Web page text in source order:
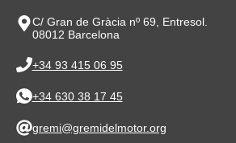
C/ Gran de Gràcia nº 69, Entresol.
08012 Barcelona
+34 93 415 06 95
+34 630 38 17 45
gremi@gremidelmotor.org